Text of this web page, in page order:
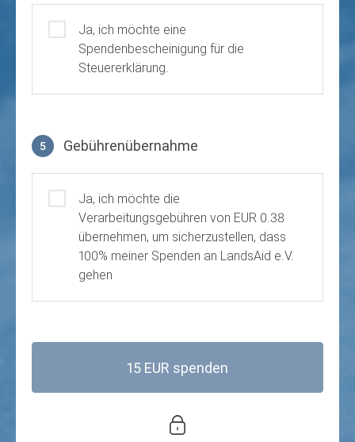
Ja, ich möchte eine
Spendenbescheinigung für die
Steuererklärung.
5 Gebührenübernahme
Ja, ich möchte die
Verarbeitungsgebühren von EUR 0.38
übernehmen, um sicherzustellen, dass
100% meiner Spenden an LandsAid e.V.
gehen
15 EUR spenden